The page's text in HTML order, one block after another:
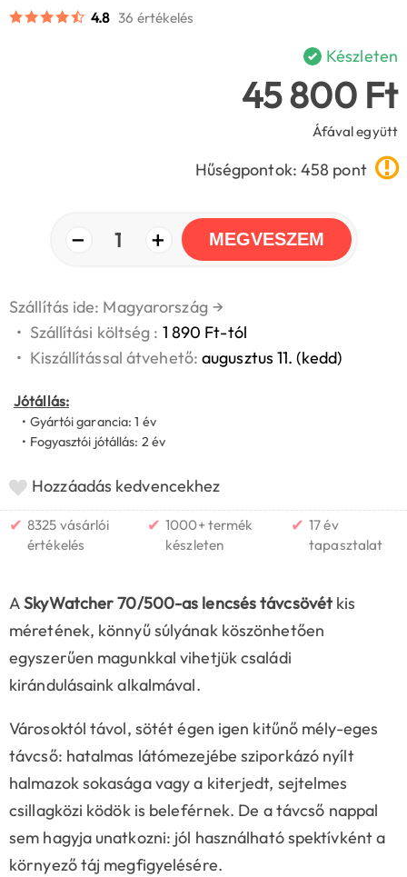
4.8 36 értékelés
Készleten
45 800 Ft
Áfával együtt
Hűségpontok: 458 pont
− 1 + MEGVESZEM
Szállítás ide: Magyarország →
• Szállítási költség : 1 890 Ft-tól
• Kiszállítással átvehető:augusztus 11. (kedd)
Jótállás:
• Gyártói garancia: 1 év
• Fogyasztói jótállás: 2 év
Hozzáadás kedvencekhez
✔ 8325 vásárlói
értékelés
✔ 1000+ termék
készleten
✔ 17 év
tapasztalat
ASkyWatcher 70/500-as lencsés távcsövét kis
méretének, könnyű súlyának köszönhetően
egyszerűen magunkkal vihetjük családi
kirándulásaink alkalmával.
Városoktól távol, sötét égen igen kitűnő mély-eges
távcső: hatalmas látómezejébe sziporkázó nyílt
halmazok sokasága vagy a kiterjedt, sejtelmes
csillagközi ködök is beleférnek. De a távcső nappal
sem hagyja unatkozni: jól használható spektívként a
környező táj megfigyelésére.